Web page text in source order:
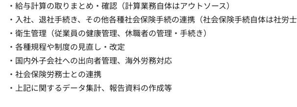
・給与計算の取りまとめ・確認（計算業務自体はアウトソース）
・入社、退社手続き、その他各種社会保険手続の連携（社会保険手続自体は社労士
・衛生管理（従業員の健康管理、休職者の管理・手続き）
・各種規程や制度の見直し・改定
・国内外子会社への出向者管理、海外労務対応
・社会保険労務士との連携
・上記に関するデータ集計、報告資料の作成等